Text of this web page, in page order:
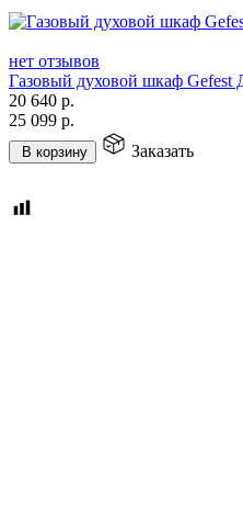
нет отзывов
Газовый духовой шкаф Gefest
20 640 р.
25 099 р.
В корзину Заказать